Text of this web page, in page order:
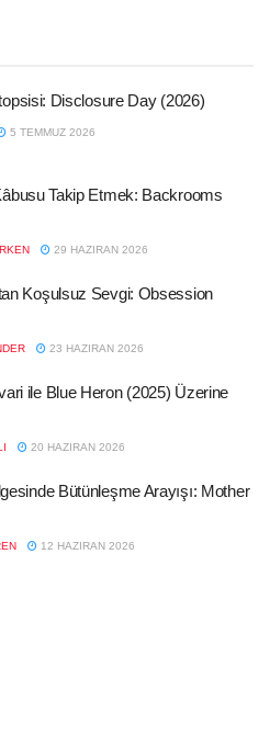
Disclosure Day (2026)
5 TEMMUZ 2026
Takip Etmek: Backrooms
29 HAZIRAN 2026
Koşulsuz Sevgi: Obsession
23 HAZIRAN 2026
ile Blue Heron (2025) Üzerine
20 HAZIRAN 2026
Bütünleşme Arayışı: Mother
12 HAZIRAN 2026